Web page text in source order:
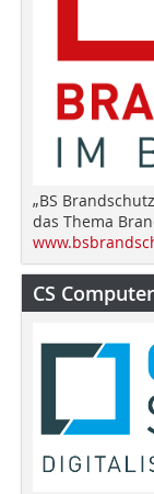
„BS
das Thema
CS